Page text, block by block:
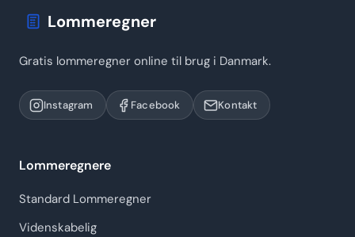
Lommeregner
Gratis lommeregner online til brug i Danmark.
Instagram Facebook Kontakt
Lommeregnere
Standard Lommeregner
Videnskabelig